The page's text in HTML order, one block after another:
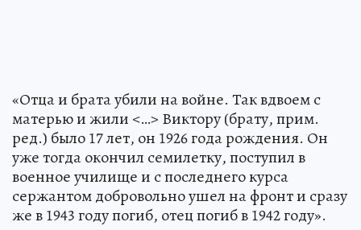
«Отца и брата убили на войне. Так вдвоем с
матерью и жили <…> Виктору (брату, прим.
ред.) было 17 лет, он 1926 года рождения. Он
уже тогда окончил семилетку, поступил в
военное училище и с последнего курса
сержантом добровольно ушел на фронт и сразу
же в 1943 году погиб, отец погиб в 1942 году».